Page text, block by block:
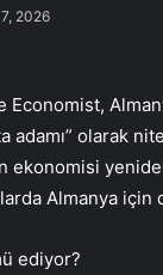
2026
adamı” olarak
ekonomisi
Almanya için
ediyor?